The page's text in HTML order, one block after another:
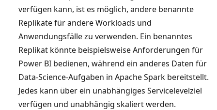
verfügen kann, ist es möglich, andere benannte
Replikate für andere Workloads und
Anwendungsfälle zu verwenden. Ein benanntes
Replikat könnte beispielsweise Anforderungen für
Power BI bedienen, während ein anderes Daten für
Data-Science-Aufgaben in Apache Spark bereitstellt.
Jedes kann über ein unabhängiges Servicelevelziel
verfügen und unabhängig skaliert werden.